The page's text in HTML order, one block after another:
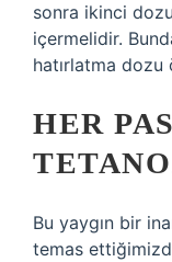
sonra ikinci
içermelidir.
hatırlatma dozu
HER
Bu yaygın bir
temas